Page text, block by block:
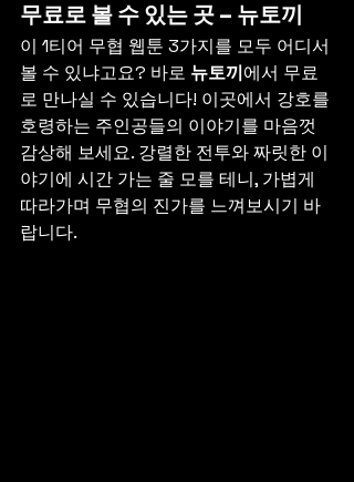
무료로 볼 수 있는 곳 – 뉴토끼
이 1티어 무협 웹툰 3가지를 모두 어디서
볼 수 있냐고요? 바로 뉴토끼에서 무료
로 만나실 수 있습니다! 이곳에서 강호를
호령하는 주인공들의 이야기를 마음껏
감상해 보세요. 강렬한 전투와 짜릿한 이
야기에 시간 가는 줄 모를 테니, 가볍게
따라가며 무협의 진가를 느껴보시기 바
랍니다.